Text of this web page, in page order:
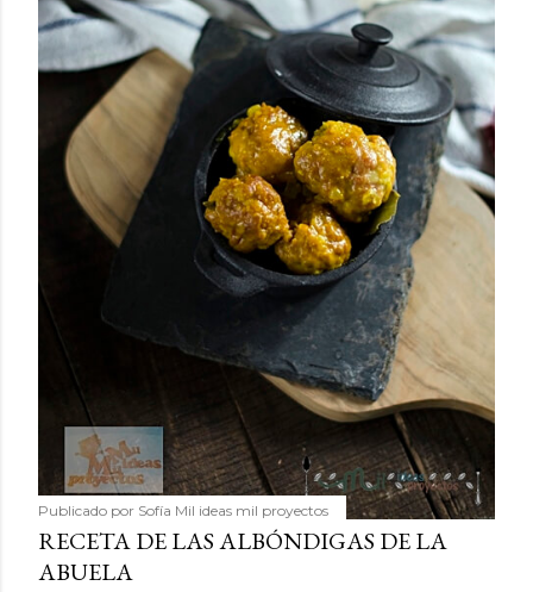
Publicado por Sofía Mil ideas mil proyectos
RECETA DE LAS ALBÓNDIGAS DE LA
ABUELA